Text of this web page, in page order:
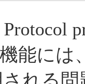
能には